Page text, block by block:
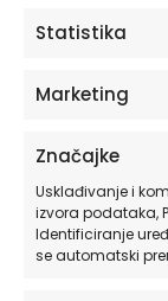
Statistika
Marketing
Značajke
Usklađivanje i
izvora podataka,
Identificiranje
se automatski